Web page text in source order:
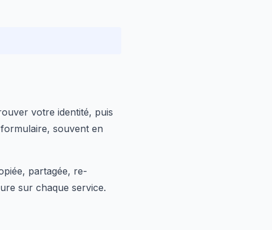
votre identité, puis
souvent en
partagée, re-
sur chaque service.